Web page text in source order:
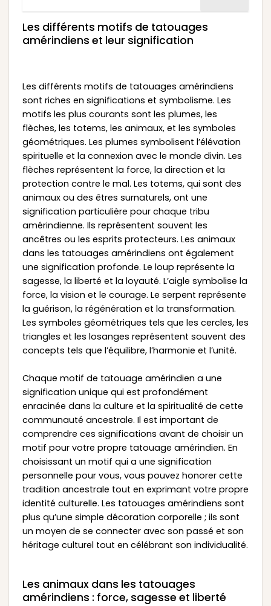
Les différents motifs de tatouages
amérindiens et leur signification
Les différents motifs de tatouages amérindiens
sont riches en significations et symbolisme. Les
motifs les plus courants sont les plumes, les
flèches, les totems, les animaux, et les symboles
géométriques. Les plumes symbolisent l’élévation
spirituelle et la connexion avec le monde divin. Les
flèches représentent la force, la direction et la
protection contre le mal. Les totems, qui sont des
animaux ou des êtres surnaturels, ont une
signification particulière pour chaque tribu
amérindienne. Ils représentent souvent les
ancêtres ou les esprits protecteurs. Les animaux
dans les tatouages amérindiens ont également
une signification profonde. Le loup représente la
sagesse, la liberté et la loyauté. L’aigle symbolise la
force, la vision et le courage. Le serpent représente
la guérison, la régénération et la transformation.
Les symboles géométriques tels que les cercles, les
triangles et les losanges représentent souvent des
concepts tels que l’équilibre, l’harmonie et l’unité.
Chaque motif de tatouage amérindien a une
signification unique qui est profondément
enracinée dans la culture et la spiritualité de cette
communauté ancestrale. Il est important de
comprendre ces significations avant de choisir un
motif pour votre propre tatouage amérindien. En
choisissant un motif qui a une signification
personnelle pour vous, vous pouvez honorer cette
tradition ancestrale tout en exprimant votre propre
identité culturelle. Les tatouages amérindiens sont
plus qu’une simple décoration corporelle ; ils sont
un moyen de se connecter avec son passé et son
héritage culturel tout en célébrant son individualité.
Les animaux dans les tatouages
amérindiens : force, sagesse et liberté